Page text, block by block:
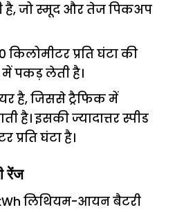
है, जो स्मूद और तेज पिकअप
प्रति घंटा की
में पकड़ लेती है।
है, जिससे ट्रैफिक में
है। इसकी ज्यादात्तर स्पीड
प्रति घंटा है।
रेंज
लिथियम-आयन बैटरी